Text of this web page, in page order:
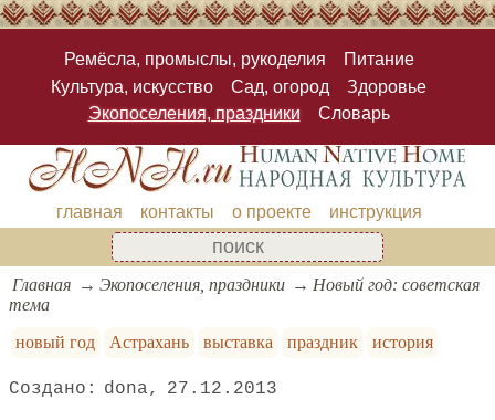
Ремёсла, промыслы, рукоделия
Питание
Культура, искусство
Сад, огород
Здоровье
Экопоселения, праздники
Словарь
главная контакты о проекте инструкция
Главная Экопоселения, праздники
Новый год: советская
тема
новый год
Астрахань выставка праздник история
dona 27.12.2013